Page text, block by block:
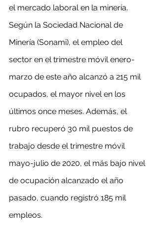
el mercado laboral en la minería.
Según la Sociedad Nacional de
Minería (Sonami), el empleo del
sector en el trimestre móvil enero-
marzo de este año alcanzó a 215 mil
ocupados, el mayor nivel en los
últimos once meses. Además, el
rubro recuperó 30 mil puestos de
trabajo desde el trimestre móvil
mayo-julio de 2020, el más bajo nivel
de ocupación alcanzado el año
pasado, cuando registró 185 mil
empleos.